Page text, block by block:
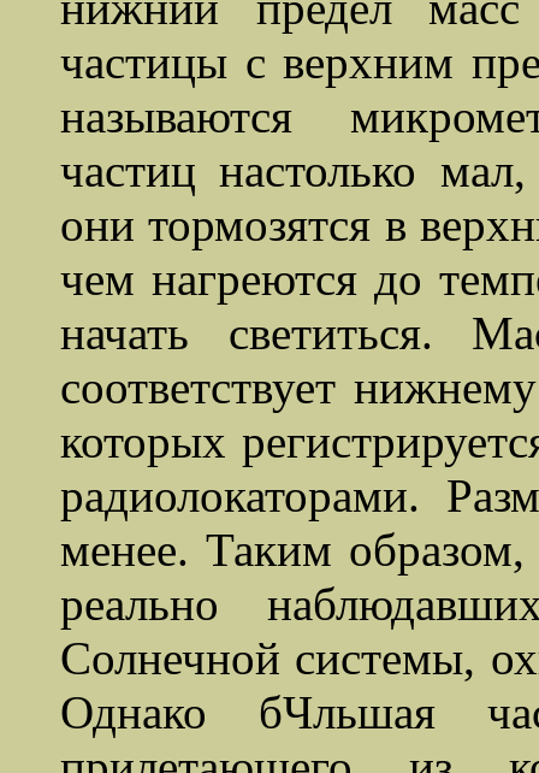
частицы с верхним
называются
частиц настолько
они тормозятся в
чем нагреются до
начать светиться.
соответствует
которых
радиолокаторами.
менее. Таким образом,
реально
Солнечной системы,
Однако бЧльшая